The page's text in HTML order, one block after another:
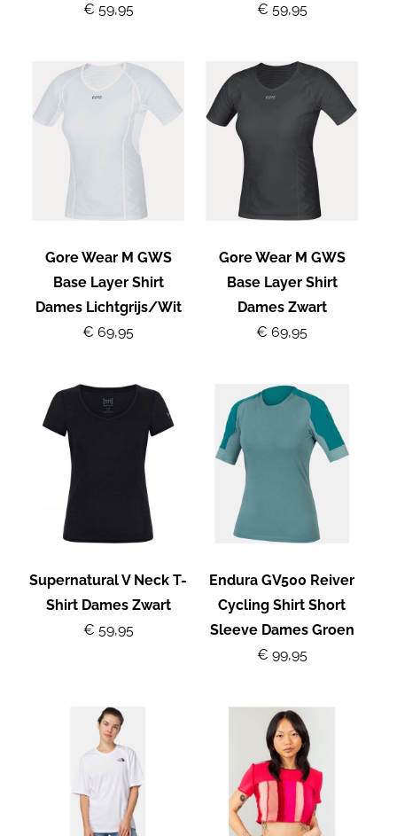
€ 59,95
€ 59,95
Gore Wear M GWS
Base Layer Shirt
Dames Lichtgrijs/Wit
€ 69,95
Gore Wear M GWS
Base Layer Shirt
Dames Zwart
€ 69,95
Supernatural V Neck T-
Shirt Dames Zwart
€ 59,95
Endura GV500 Reiver
Cycling Shirt Short
Sleeve Dames Groen
€ 99,95